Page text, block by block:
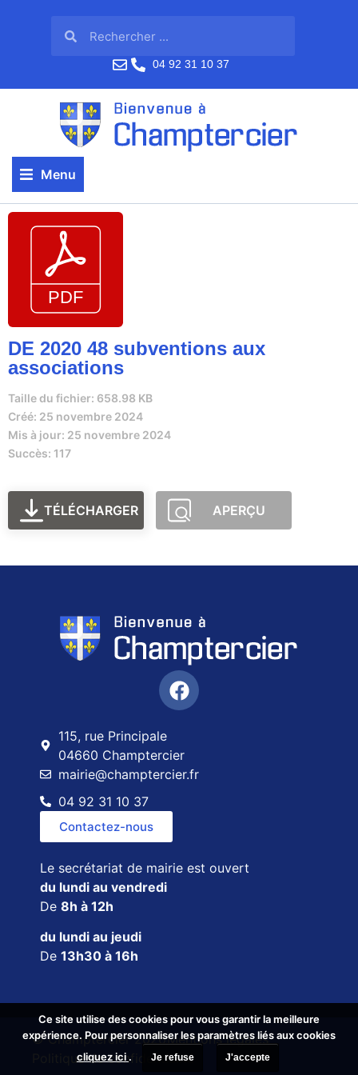
04 92 31 10 37
Menu
DE 2020 48 subventions aux
associations
Taille du fichier: 658.98 KB
Créé: 25 novembre 2024
Mis à jour: 25 novembre 2024
Succès: 117
TÉLÉCHARGER APERÇU
115, rue Principale
04660 Champtercier
mairie@champtercier.fr
04 92 31 10 37
Contactez-nous
Le secrétariat de mairie est ouvert
du lundi au vendredi
De 8h à 12h
du lundi au jeudi
De 13h30 à 16h
© Champtercier 2026Mentions légales
Politique de confidentialité
Ce site utilise des cookies pour vous garantir la meilleure
expérience. Pour personnaliser les paramètres liés aux cookies
cliquez ici . Je refuse J'accepte
Ce site utilise des cookies pour vous garantir la meilleure
expérience. Pour personnaliser les paramètres liés aux cookies
cliquez ici . Je refuse J'accepte